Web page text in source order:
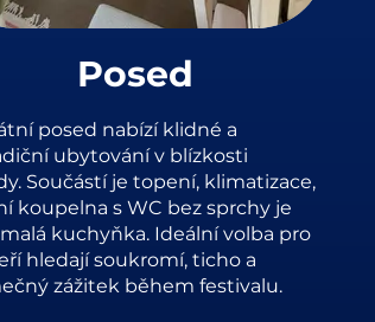
Posed
posed nabízí klidné a
ubytování v blízkosti
Součástí je topení, klimatizace,
koupelna s WC bez sprchy je
kuchyňka. Ideální volba pro
hledají soukromí, ticho a
zážitek během festivalu.